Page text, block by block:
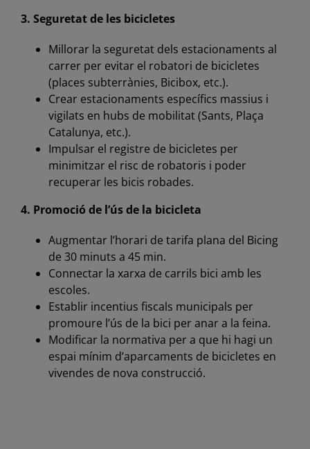
3. Seguretat de les bicicletes
Millorar la seguretat dels estacionaments al
carrer per evitar el robatori de bicicletes
(places subterrànies, Bicibox, etc.).
Crear estacionaments específics massius i
vigilats en hubs de mobilitat (Sants, Plaça
Catalunya, etc.).
Impulsar el registre de bicicletes per
minimitzar el risc de robatoris i poder
recuperar les bicis robades.
4. Promoció de l’ús de la bicicleta
Augmentar l’horari de tarifa plana del Bicing
de 30 minuts a 45 min.
Connectar la xarxa de carrils bici amb les
escoles.
Establir incentius fiscals municipals per
promoure l’ús de la bici per anar a la feina.
Modificar la normativa per a que hi hagi un
espai mínim d’aparcaments de bicicletes en
vivendes de nova construcció.